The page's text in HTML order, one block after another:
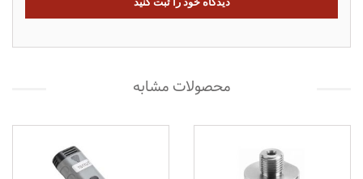
محصولات مشابه